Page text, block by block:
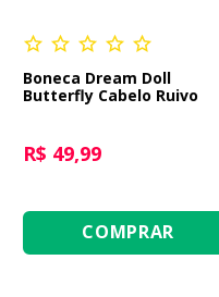
Boneca Dream Doll
Butterfly Cabelo Ruivo
R$ 49,99
COMPRAR